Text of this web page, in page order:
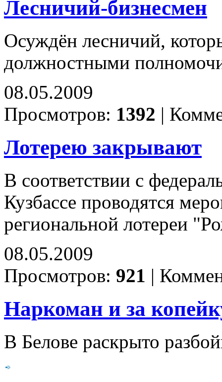
Лесничий-бизнесмен
Осуждён лесничий,
должностными
08.05.2009
Просмотров: 1392 |
Лотерею закрывают
В соответствии с
Кузбассе проводятся
региональной лотереи
08.05.2009
Просмотров: 921 |
Наркоман и за
В Белове раскрыто